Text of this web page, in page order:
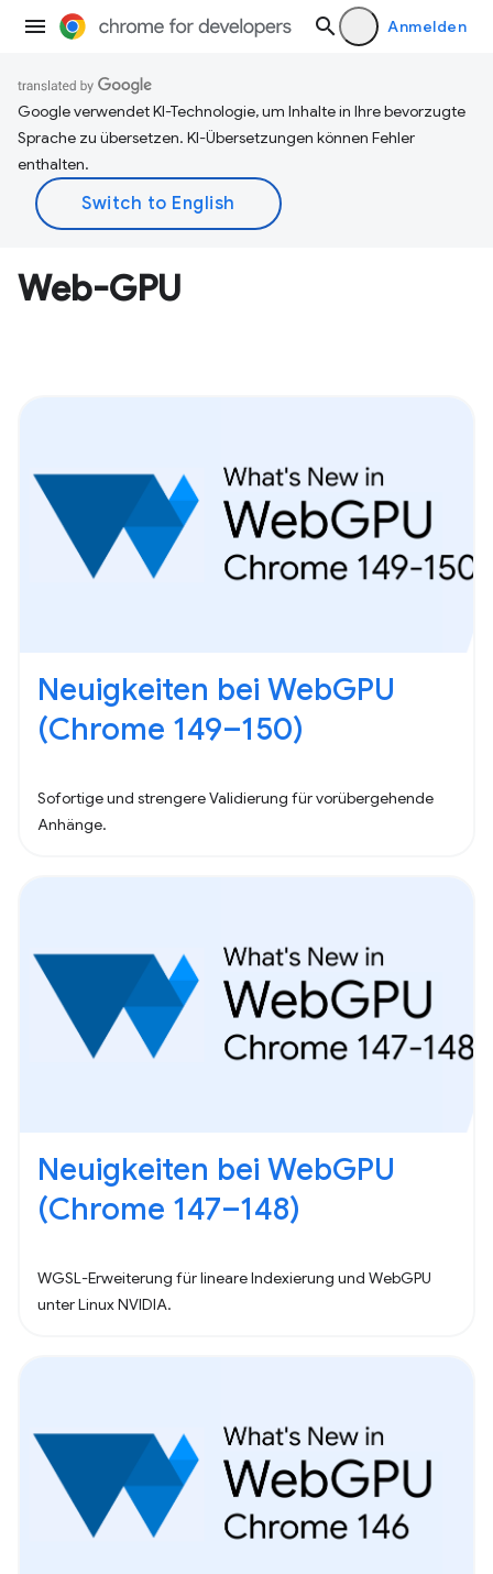
Anmelden
Google verwendet KI-Technologie, um Inhalte in Ihre bevorzugte
Sprache zu übersetzen. KI-Übersetzungen können Fehler
enthalten.
Web-GPU
Neuigkeiten bei WebGPU
(Chrome 149–150)
Sofortige und strengere Validierung für vorübergehende
Anhänge.
Neuigkeiten bei WebGPU
(Chrome 147–148)
WGSL-Erweiterung für lineare Indexierung und WebGPU
unter Linux NVIDIA.